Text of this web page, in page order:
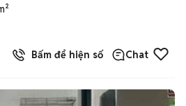
Bấm để hiện số Chat